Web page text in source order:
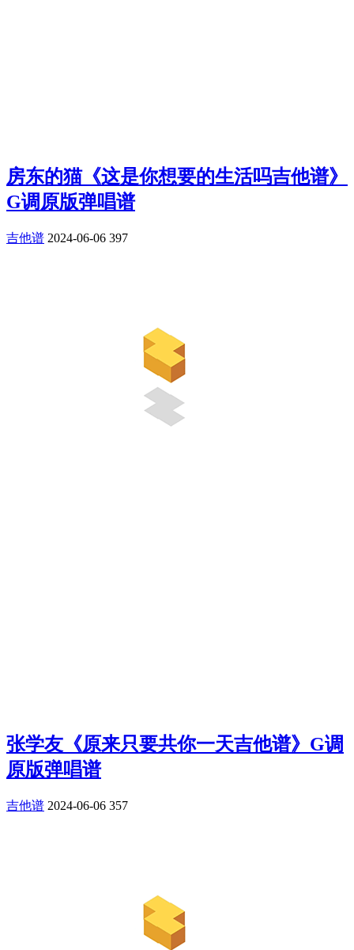
房东的猫《这是你想要的生活吗吉他谱》
G调原版弹唱谱
吉他谱 2024-06-06 397
张学友《原来只要共你一天吉他谱》G调
原版弹唱谱
吉他谱 2024-06-06 357